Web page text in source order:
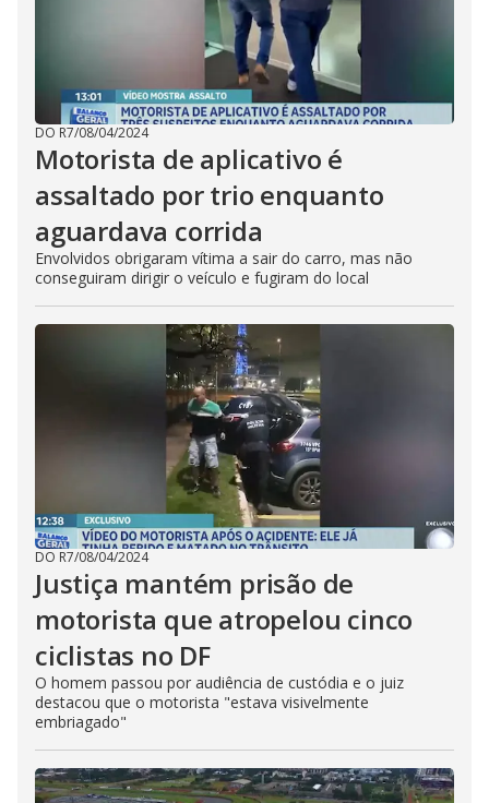
DO R7/08/04/2024
Motorista de aplicativo é
assaltado por trio enquanto
aguardava corrida
Envolvidos obrigaram vítima a sair do carro, mas não
conseguiram dirigir o veículo e fugiram do local
DO R7/08/04/2024
Justiça mantém prisão de
motorista que atropelou cinco
ciclistas no DF
O homem passou por audiência de custódia e o juiz
destacou que o motorista "estava visivelmente
embriagado"